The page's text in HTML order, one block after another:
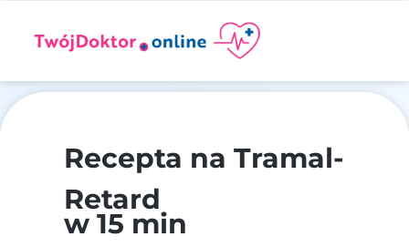
Recepta na Tramal-
Retard
w 15 min